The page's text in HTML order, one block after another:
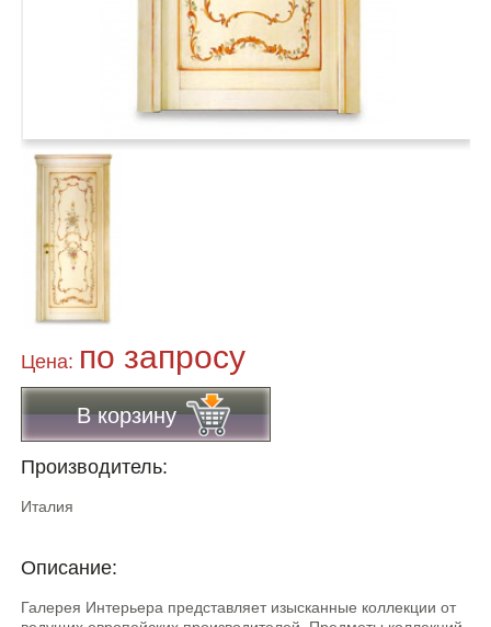
Цена: по запросу
В корзину
Производитель:
Италия
Описание:
Галерея Интерьера представляет изысканные коллекции от